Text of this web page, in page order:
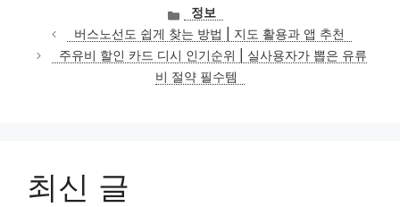
카
테
고
리
정보
버스노선도 쉽게 찾는 방법 | 지도 활용과 앱 추천
주유비 할인 카드 디시 인기순위 | 실사용자가 뽑은 유류
비 절약 필수템
최신 글